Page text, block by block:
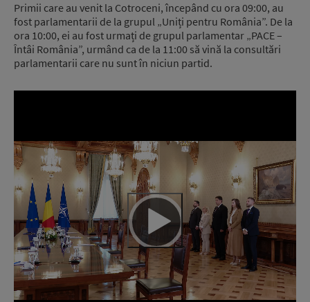
Primii care au venit la Cotroceni, începând cu ora 09:00, au
fost parlamentarii de la grupul „Uniți pentru România”. De la
ora 10:00, ei au fost urmați de grupul parlamentar „PACE –
Întâi România”, urmând ca de la 11:00 să vină la consultări
parlamentarii care nu sunt în niciun partid.